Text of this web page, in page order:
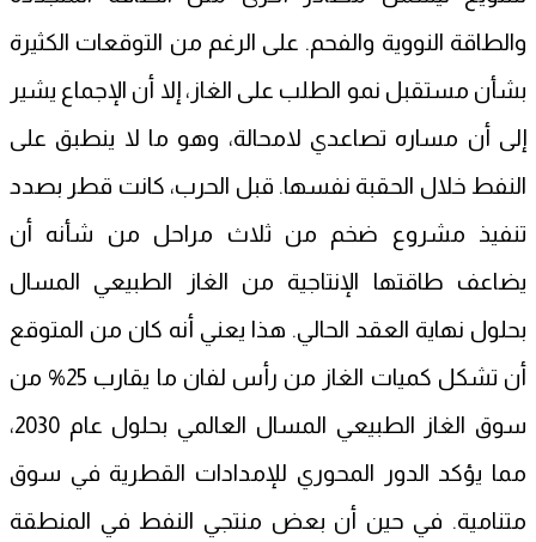
والطاقة النووية والفحم. على الرغم من التوقعات الكثيرة
بشأن مستقبل نمو الطلب على الغاز، إلا أن الإجماع يشير
إلى أن مساره تصاعدي لامحالة، وهو ما لا ينطبق على
النفط خلال الحقبة نفسها. قبل الحرب، كانت قطر بصدد
تنفيذ مشروع ضخم من ثلاث مراحل من شأنه أن
يضاعف طاقتها الإنتاجية من الغاز الطبيعي المسال
بحلول نهاية العقد الحالي. هذا يعني أنه كان من المتوقع
أن تشكل كميات الغاز من رأس لفان ما يقارب 25% من
سوق الغاز الطبيعي المسال العالمي بحلول عام 2030،
مما يؤكد الدور المحوري للإمدادات القطرية في سوق
متنامية. في حين أن بعض منتجي النفط في المنطقة